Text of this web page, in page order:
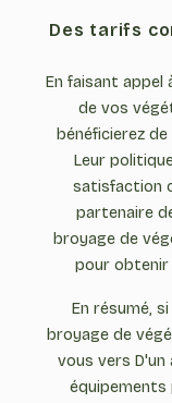
Des tarifs
En faisant appel
de vos
bénéficierez
Leur
satisfaction
partenaire
broyage de
pour obtenir
En résumé,
broyage de
vous vers D'un
équipements